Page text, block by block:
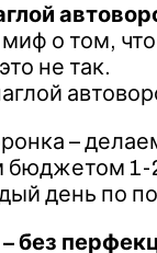
о том,
не так.
–
1-
день по
без